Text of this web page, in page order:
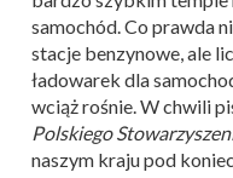
samochód. Co prawda
stacje benzynowe, ale
ładowarek dla
wciąż rośnie. W chwili
Polskiego
naszym kraju pod